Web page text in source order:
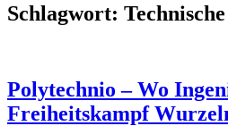
Schlagwort:
Polytechnio – Wo
Freiheitskampf